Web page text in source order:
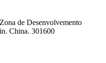
de Desenvolvemento
China. 301600